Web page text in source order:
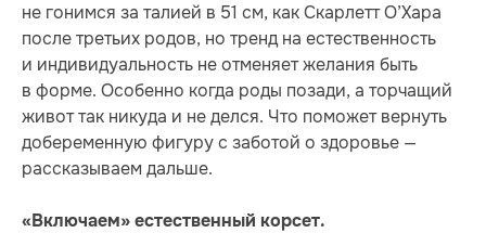
не гонимся за талией в 51 см, как Скарлетт О’Хара
после третьих родов, но тренд на естественность
и индивидуальность не отменяет желания быть
в форме. Особенно когда роды позади, а торчащий
живот так никуда и не делся. Что поможет вернуть
добеременную фигуру с заботой о здоровье —
рассказываем дальше.
«Включаем» естественный корсет.